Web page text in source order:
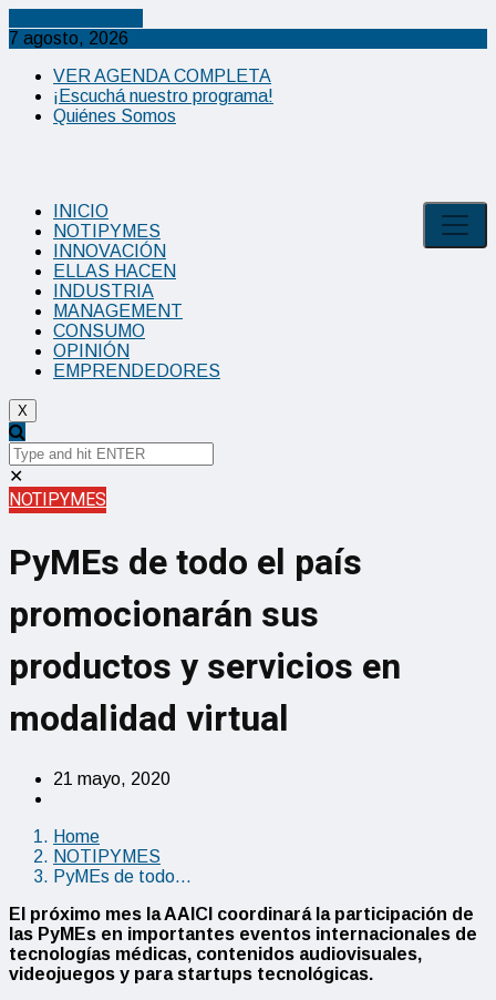
7 agosto, 2026
VER AGENDA COMPLETA
¡Escuchá nuestro programa!
Quiénes Somos
INICIO
NOTIPYMES
INNOVACIÓN
ELLAS HACEN
INDUSTRIA
MANAGEMENT
CONSUMO
OPINIÓN
EMPRENDEDORES
X
✕
NOTIPYMES
PyMEs de todo el país
promocionarán sus
productos y servicios en
modalidad virtual
21 mayo, 2020
Home
NOTIPYMES
PyMEs de todo…
El próximo mes la AAICI coordinará la participación de
las PyMEs en importantes eventos internacionales de
tecnologías médicas, contenidos audiovisuales,
videojuegos y para startups tecnológicas.